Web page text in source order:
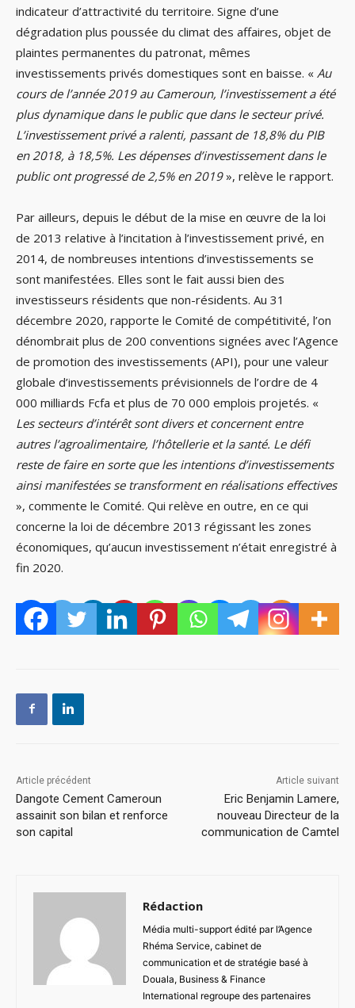
indicateur d’attractivité du territoire. Signe d’une
dégradation plus poussée du climat des affaires, objet de
plaintes permanentes du patronat, mêmes
investissements privés domestiques sont en baisse. « Au
cours de l’année 2019 au Cameroun, l’investissement a été
plus dynamique dans le public que dans le secteur privé.
L’investissement privé a ralenti, passant de 18,8% du PIB
en 2018, à 18,5%. Les dépenses d’investissement dans le
public ont progressé de 2,5% en 2019», relève le rapport.
Par ailleurs, depuis le début de la mise en œuvre de la loi
de 2013 relative à l’incitation à l’investissement privé, en
2014, de nombreuses intentions d’investissements se
sont manifestées. Elles sont le fait aussi bien des
investisseurs résidents que non-résidents. Au 31
décembre 2020, rapporte le Comité de compétitivité, l’on
dénombrait plus de 200 conventions signées avec l’Agence
de promotion des investissements (API), pour une valeur
globale d’investissements prévisionnels de l’ordre de 4
000 milliards Fcfa et plus de 70 000 emplois projetés. «
Les secteurs d’intérêt sont divers et concernent entre
autres l’agroalimentaire, l’hôtellerie et la santé. Le défi
reste de faire en sorte que les intentions d’investissements
ainsi manifestées se transforment en réalisations effectives
», commente le Comité. Qui relève en outre, en ce qui
concerne la loi de décembre 2013 régissant les zones
économiques, qu’aucun investissement n’était enregistré à
fin 2020.
Article précédent
Dangote Cement Cameroun
assainit son bilan et renforce
son capital
Article suivant
Eric Benjamin Lamere,
nouveau Directeur de la
communication de Camtel
Rédaction
Média multi-support édité par l’Agence
Rhéma Service, cabinet de
communication et de stratégie basé à
Douala, Business & Finance
International regroupe des partenaires